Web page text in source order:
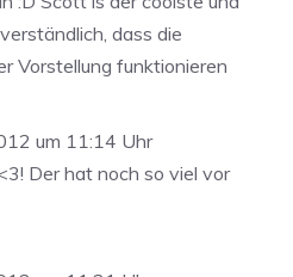
dass die
Vorstellung funktionieren
um 11:14 Uhr
Der hat noch so viel vor